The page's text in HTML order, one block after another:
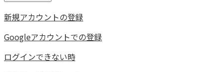
新規アカウントの登録
Googleアカウントでの登録
ログインできない時